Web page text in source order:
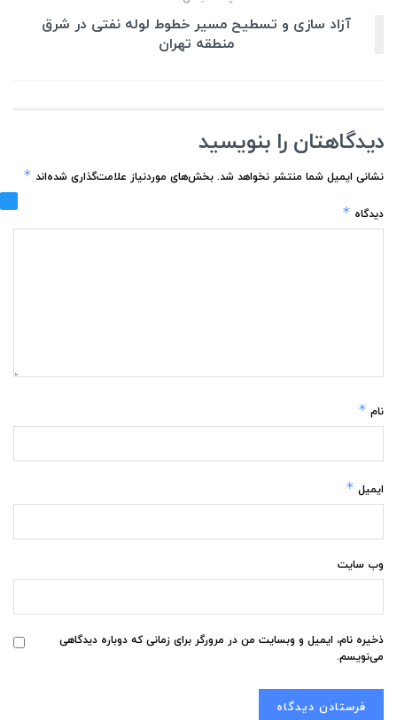
آزاد سازی و تسطیح مسیر خطوط لوله نفتی در شرق
منطقه تهران
دیدگاهتان را بنویسید
نشانی ایمیل شما منتشر نخواهد شد. بخش‌های موردنیاز علامت‌گذاری شده‌اند *
دیدگاه *
نام *
ایمیل *
وب‌ سایت
ذخیره نام، ایمیل و وبسایت من در مرورگر برای زمانی که دوباره دیدگاهی
می‌نویسم.